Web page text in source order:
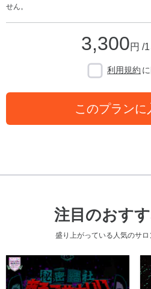
せん。
3,300円 /
利用規約
このプランに
注目のおす
盛り上がっている人気のサロ